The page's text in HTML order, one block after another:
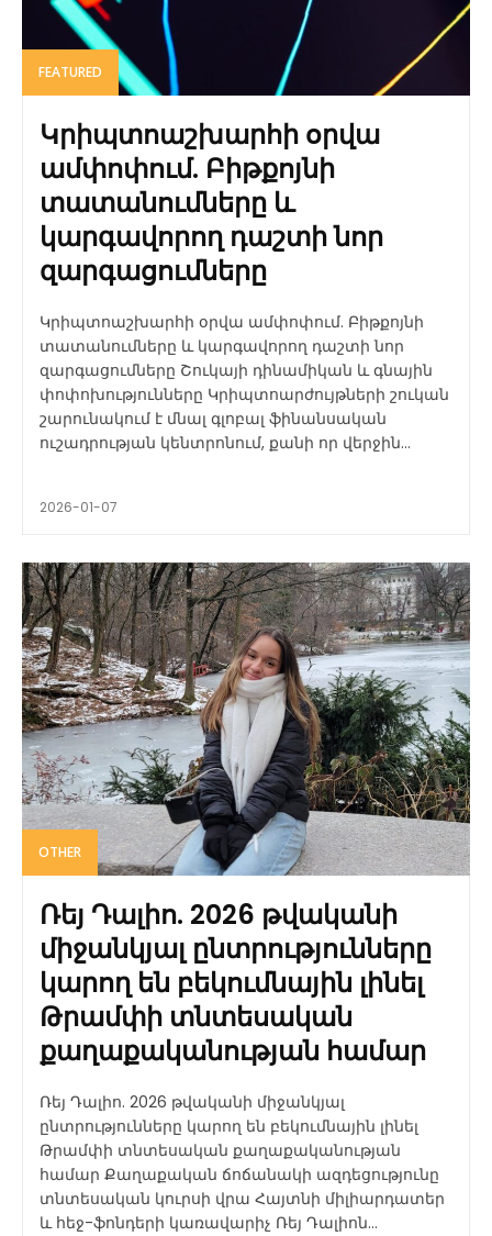
FEATURED
Կրիպտոաշխարհի օրվա
ամփոփում. Բիթքոյնի
տատանումները և
կարգավորող դաշտի նոր
զարգացումները
Կրիպտոաշխարհի օրվա ամփոփում. Բիթքոյնի
տատանումները և կարգավորող դաշտի նոր
զարգացումները Շուկայի դինամիկան և գնային
փոփոխությունները Կրիպտոարժույթների շուկան
շարունակում է մնալ գլոբալ ֆինանսական
ուշադրության կենտրոնում, քանի որ վերջին...
2026-01-07
OTHER
Ռեյ Դալիո. 2026 թվականի
միջանկյալ ընտրությունները
կարող են բեկումնային լինել
Թրամփի տնտեսական
քաղաքականության համար
Ռեյ Դալիո. 2026 թվականի միջանկյալ
ընտրությունները կարող են բեկումնային լինել
Թրամփի տնտեսական քաղաքականության
համար Քաղաքական ճոճանակի ազդեցությունը
տնտեսական կուրսի վրա Հայտնի միլիարդատեր
և հեջ-ֆոնդերի կառավարիչ Ռեյ Դալիոն...